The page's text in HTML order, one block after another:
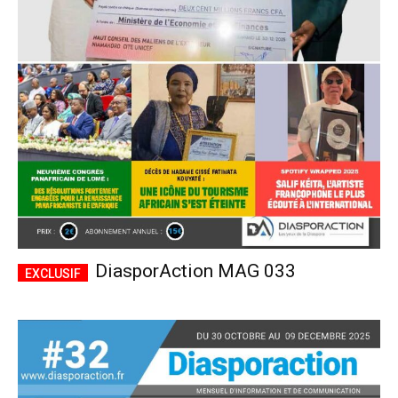
DiasporAction MAG 033